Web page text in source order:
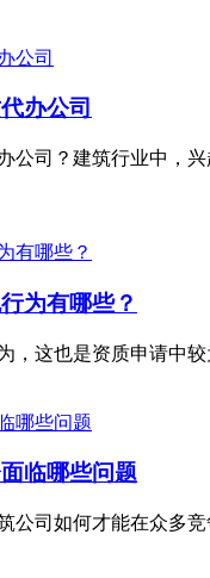
办公司
公司？建筑行业中，
为有哪些？
，这也是资质申请中
临哪些问题
公司如何才能在众多